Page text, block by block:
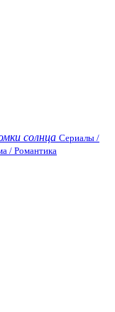
солнца Сериалы /
/ Романтика